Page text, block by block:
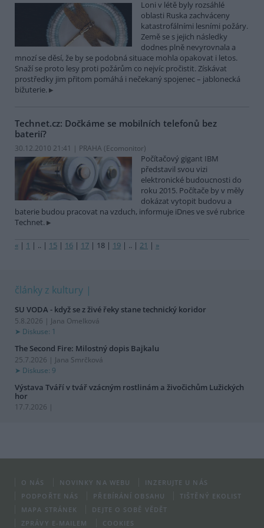
Loni v létě byly rozsáhlé
oblasti Ruska zachváceny
katastrofálními lesními požáry.
Země se s jejich následky
dodnes plně nevyrovnala a
mnozí se děsí, že by se podobná situace mohla opakovat i letos.
Snaží se proto lesy proti požárům co nejvíc pročistit. Získávat
prostředky jim přitom pomáhá i nečekaný spojenec – jablonecká
bižuterie.
Technet.cz: Dočkáme se mobilních telefonů bez
baterií?
30.12.2010 21:41 | PRAHA (Ecomonitor)
Počítačový gigant IBM
představil svou vizi
elektronické budoucnosti do
roku 2015. Počítače by v měly
dokázat vytopit budovu a
baterie budou pracovat na vzduch, informuje iDnes ve své rubrice
Technet.
« | 1 | .. | 15 | 16 | 17 | 18 | 19 | .. | 21 | »
články z kultury
SU VODA - když se z živé řeky stane technický koridor
5.8.2026 | Jana Omelková
Diskuse: 1
The Second Fire: Milostný dopis Bajkalu
25.7.2026 | Jana Smrčková
Diskuse: 9
Výstava Tváří v tvář vzácným rostlinám a živočichům Lužických
hor
17.7.2026 |
O NÁS NOVINKY NA WEBU
INZERUJTE U NÁS
PODPOŘTE NÁS
PŘEBÍRÁNÍ OBSAHU
TIŠTĚNÝ EKOLIST
MAPA STRÁNEK
DEJTE O SOBĚ VĚDĚT
ZPRÁVY E-MAILEM
COOKIES